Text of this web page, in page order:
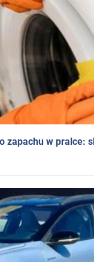
zapachu w pralce: